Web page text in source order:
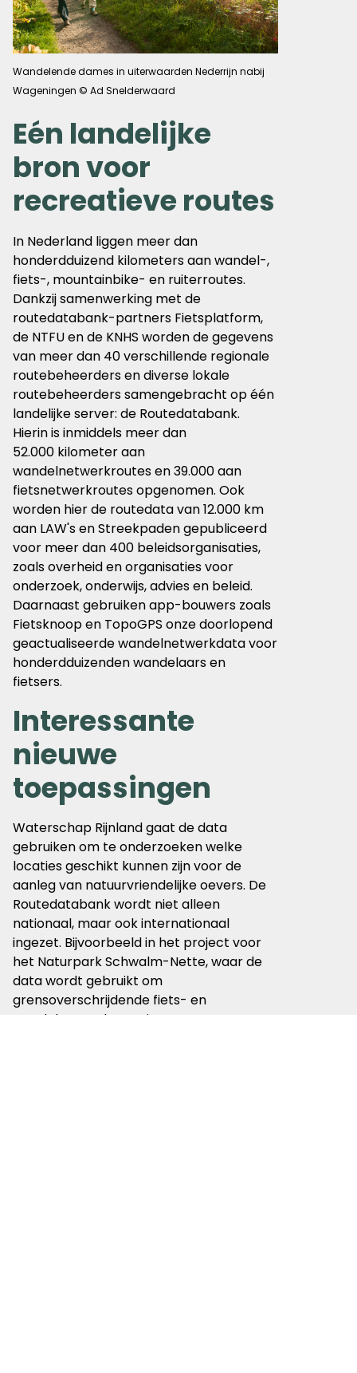
Wandelende dames in uiterwaarden Nederrijn nabij
Wageningen © Ad Snelderwaard
Eén landelijke
bron voor
recreatieve routes
In Nederland liggen meer dan
honderdduizend kilometers aan wandel-,
fiets-, mountainbike- en ruiterroutes.
Dankzij samenwerking met de
routedatabank-partners Fietsplatform,
de NTFU en de KNHS worden de gegevens
van meer dan 40 verschillende regionale
routebeheerders en diverse lokale
routebeheerders samengebracht op één
landelijke server: de Routedatabank.
Hierin is inmiddels meer dan
52.000 kilometer aan
wandelnetwerkroutes en 39.000 aan
fietsnetwerkroutes opgenomen. Ook
worden hier de routedata van 12.000 km
aan LAW's en Streekpaden gepubliceerd
voor meer dan 400 beleidsorganisaties,
zoals overheid en organisaties voor
onderzoek, onderwijs, advies en beleid.
Daarnaast gebruiken app-bouwers zoals
Fietsknoop en TopoGPS onze doorlopend
geactualiseerde wandelnetwerkdata voor
honderdduizenden wandelaars en
fietsers.
Interessante
nieuwe
toepassingen
Waterschap Rijnland gaat de data
gebruiken om te onderzoeken welke
locaties geschikt kunnen zijn voor de
aanleg van natuurvriendelijke oevers. De
Routedatabank wordt niet alleen
nationaal, maar ook internationaal
ingezet. Bijvoorbeeld in het project voor
het Naturpark Schwalm-Nette, waar de
data wordt gebruikt om
grensoverschrijdende fiets- en
wandelnetwerken te integreren en een